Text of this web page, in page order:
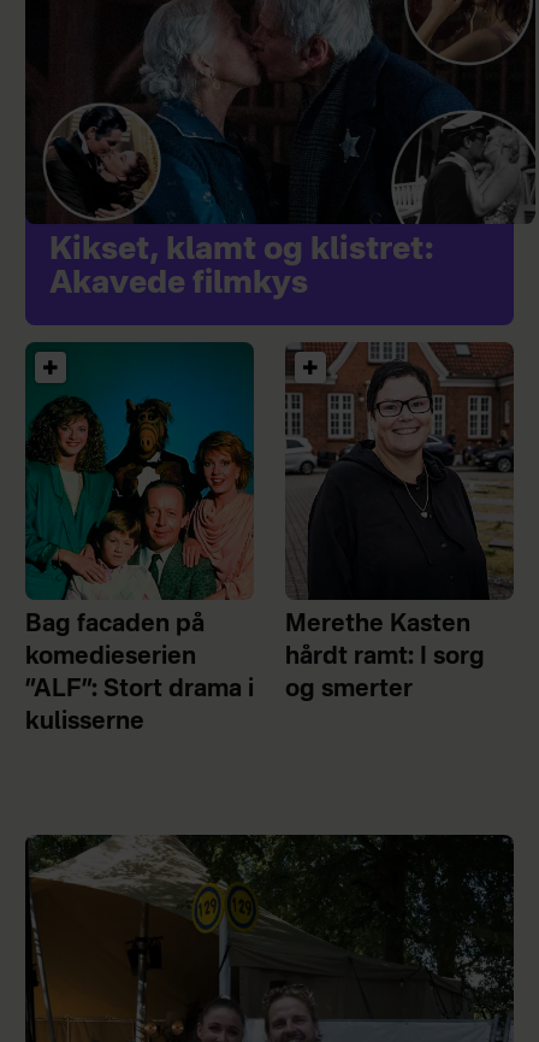
Kikset, klamt og klistret:
Akavede filmkys
Bag facaden på
komedieserien
”ALF”: Stort drama i
kulisserne
Merethe Kasten
hårdt ramt: I sorg
og smerter